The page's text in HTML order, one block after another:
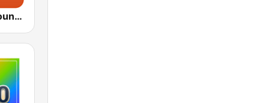
1.FM - Hot Country